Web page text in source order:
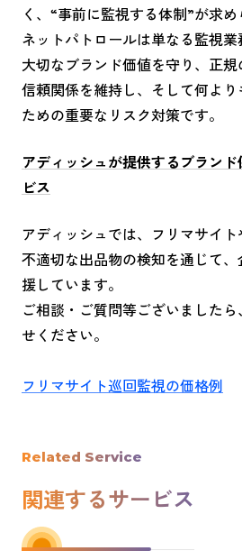
く、“事前に監視する体制”が求め
ネットパトロールは単なる監視業
大切なブランド価値を守り、正
信頼関係を維持し、そして何よ
ための重要なリスク対策です。
アディッシュが提供するブラン
ビス
アディッシュでは、フリマサイ
不適切な出品物の検知を通じて
援しています。
ご相談・ご質問等ございました
せください。
フリマサイト巡回監視の価格例
Related Service
関連するサービス